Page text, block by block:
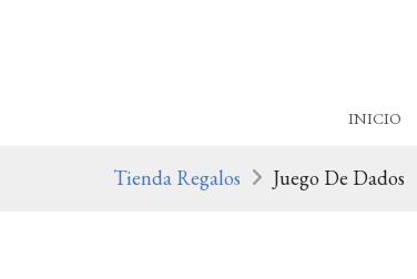
INICIO
Tienda Regalos Juego De Dados